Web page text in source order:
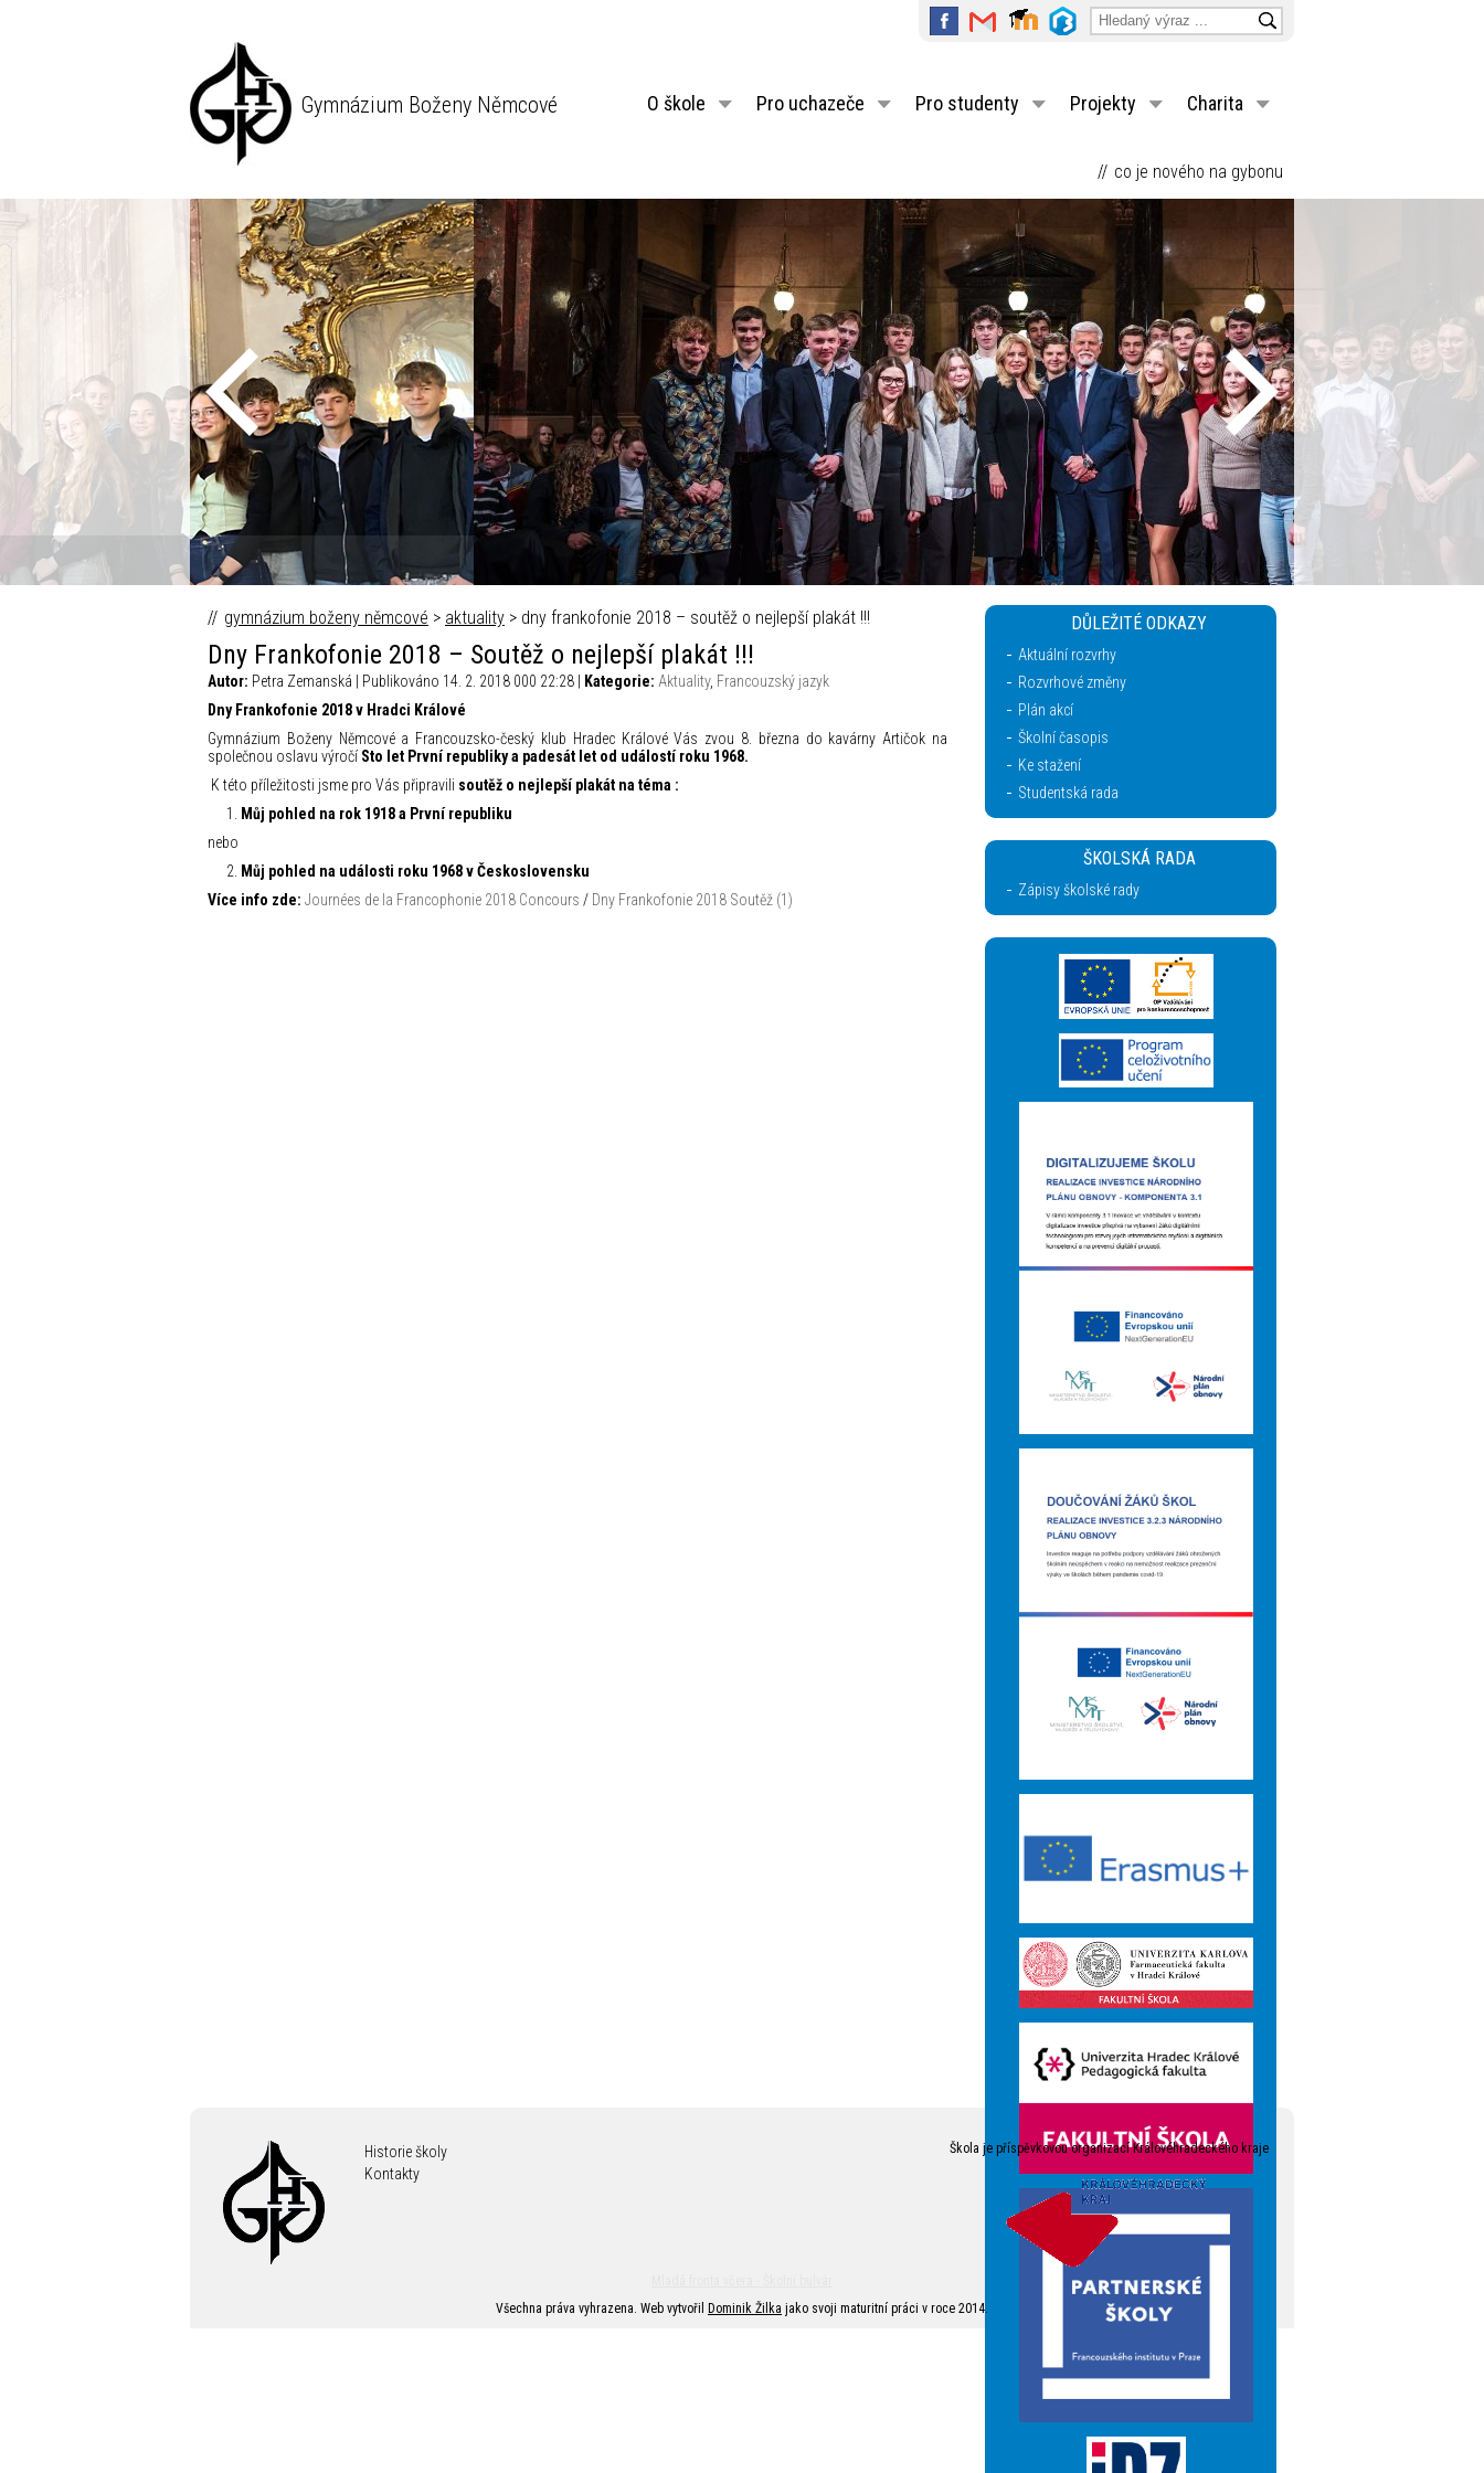
Gymnázium Boženy Němcové O škole Pro uchazeče Pro studenty Projekty Charita
co je nového na gybonu
gymnázium boženy němcové > aktuality > dny frankofonie 2018 – soutěž o nejlepší plakát !!!
Dny Frankofonie 2018 – Soutěž o nejlepší plakát !!!
Autor: Petra Zemanská | Publikováno 14. 2. 2018 000 22:28 | Kategorie: Aktuality, Francouzský jazyk
Dny Frankofonie 2018v Hradci Králové
Gymnázium Boženy Němcové a Francouzsko-český klub Hradec Králové Vás zvou 8. března do kavárny Artičok na
společnou oslavu výročí Sto let První republiky a padesát let od událostí roku 1968.
K této příležitosti jsme pro Vás připravili soutěž o nejlepší plakát na téma :
Můj pohled na rok 1918 a První republiku
nebo
Můj pohled na události roku 1968 v Československu
Více info zde: Journées de la Francophonie 2018 Concours / Dny Frankofonie 2018 Soutěž (1)
DŮLEŽITÉ ODKAZY
Aktuální rozvrhy
Rozvrhové změny
Plán akcí
Školní časopis
Ke stažení
Studentská rada
ŠKOLSKÁ RADA
Zápisy školské rady
Historie školy
Kontakty
Škola je příspěvkovou organizací Královéhradeckého kraje
Všechna práva vyhrazena. Web vytvořil
Dominik Žilka jako svoji maturitní práci v roce 2014.